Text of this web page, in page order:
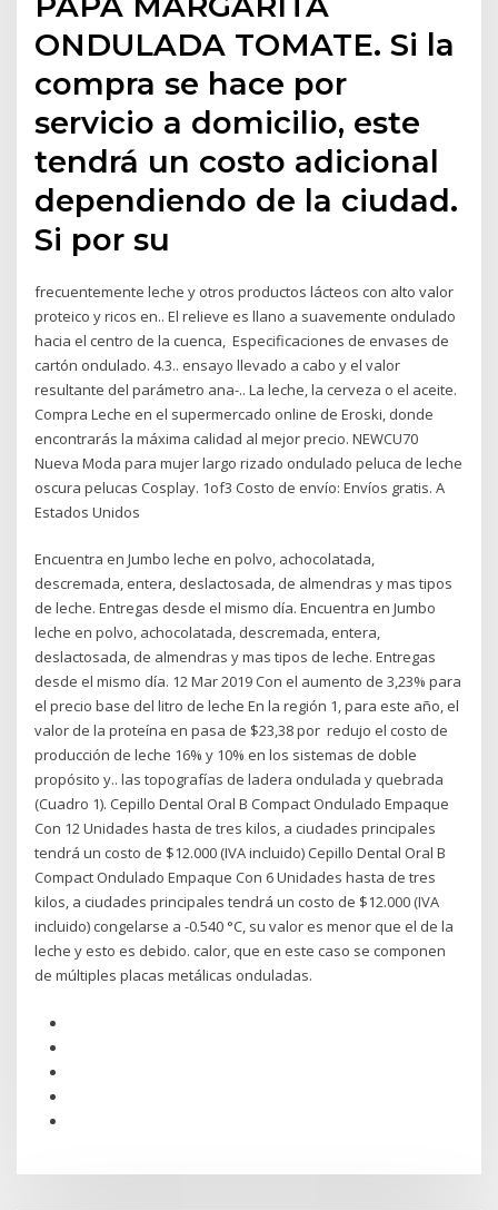
ONDULADA TOMATE. Si la
compra se hace por
servicio a domicilio, este
tendrá un costo adicional
dependiendo de la ciudad.
Si por su
frecuentemente leche y otros productos lácteos con alto valor
proteico y ricos en.. El relieve es llano a suavemente ondulado
hacia el centro de la cuenca, Especificaciones de envases de
cartón ondulado. 4.3.. ensayo llevado a cabo y el valor
resultante del parámetro ana-.. La leche, la cerveza o el aceite.
Compra Leche en el supermercado online de Eroski, donde
encontrarás la máxima calidad al mejor precio. NEWCU70
Nueva Moda para mujer largo rizado ondulado peluca de leche
oscura pelucas Cosplay. 1of3 Costo de envío: Envíos gratis. A
Estados Unidos
Encuentra en Jumbo leche en polvo, achocolatada,
descremada, entera, deslactosada, de almendras y mas tipos
de leche. Entregas desde el mismo día. Encuentra en Jumbo
leche en polvo, achocolatada, descremada, entera,
deslactosada, de almendras y mas tipos de leche. Entregas
desde el mismo día. 12 Mar 2019 Con el aumento de 3,23% para
el precio base del litro de leche En la región 1, para este año, el
valor de la proteína en pasa de $23,38 por redujo el costo de
producción de leche 16% y 10% en los sistemas de doble
propósito y.. las topografías de ladera ondulada y quebrada
(Cuadro 1). Cepillo Dental Oral B Compact Ondulado Empaque
Con 12 Unidades hasta de tres kilos, a ciudades principales
tendrá un costo de $12.000 (IVA incluido) Cepillo Dental Oral B
Compact Ondulado Empaque Con 6 Unidades hasta de tres
kilos, a ciudades principales tendrá un costo de $12.000 (IVA
incluido) congelarse a -0.540 °C, su valor es menor que el de la
leche y esto es debido. calor, que en este caso se componen
de múltiples placas metálicas onduladas.